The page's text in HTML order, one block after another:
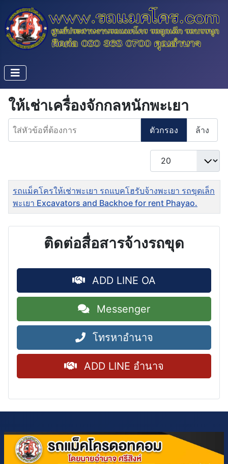
ให้เช่าเครื่องจักกลหนักพะเยา
ใส่หัวข้อที่ต้องการ
ตัวกรอง ล้าง
แสดง #
ชื่อ
รถแม็คโครให้เช่าพะเยา รถแบคโฮรับจ้างพะเยา รถขุดเล็ก
พะเยา Excavators and Backhoe for rent Phayao.
ติดต่อสื่อสารจ้างรถขุด
ADD LINE OA
Messenger
โทรหาอำนาจ
ADD LINE อำนาจ